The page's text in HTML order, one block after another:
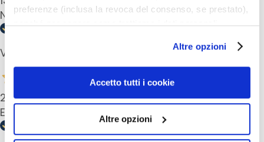
preferenze (inclusa la revoca del consenso, se prestato),
nonché per sapere come trattiamo i dati personali –
l’informativa cookie completa e l’informativa privacy
disponibiliqui. Le ricordiamo che, qualora clicchi su
“Utilizza solo i cookie necessari”, non sarà installato
quelli tecnici. Cliccando su “Accetto tutti i cookie”,
presterà il consenso all’installazione di tutti i cookie
utilizzati dal sito. Cliccando su “Altre opzioni”, potrà
Altre opzioni
Accetto tutti i cookie
Altre opzioni
c
h
p
e
e
Not sticky, without alcohol so soft for my skin.
Verified buyer
21 Apr 2024
Een heel fijn produkt en prettig in gebruik!